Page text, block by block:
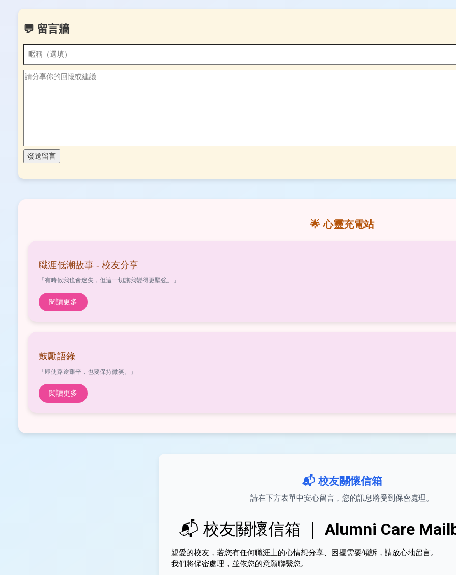
💬 留言牆
發送留言
🌟 心靈充電站
職涯低潮故事 - 校友分享
「有時候我也會迷失，但這一切讓我變得更堅強。」...
閱讀更多
鼓勵語錄
「即使路途艱辛，也要保持微笑。」
閱讀更多
📬 校友關懷信箱
請在下方表單中安心留言，您的訊息將受到保密處理。